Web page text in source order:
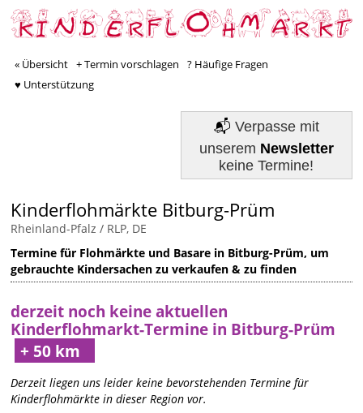
« Übersicht + Termin vorschlagen
? Häufige Fragen
♥ Unterstützung
📬 Verpasse mit
unserem Newsletter
keine Termine!
Kinderflohmärkte Bitburg-Prüm
Rheinland-Pfalz / RLP, DE
Termine für Flohmärkte und Basare in Bitburg-Prüm, um
gebrauchte Kindersachen zu verkaufen & zu finden
derzeit noch keine aktuellen
Kinderflohmarkt-Termine in Bitburg-Prüm
Derzeit liegen uns leider keine bevorstehenden Termine für
Kinderflohmärkte in dieser Region vor.